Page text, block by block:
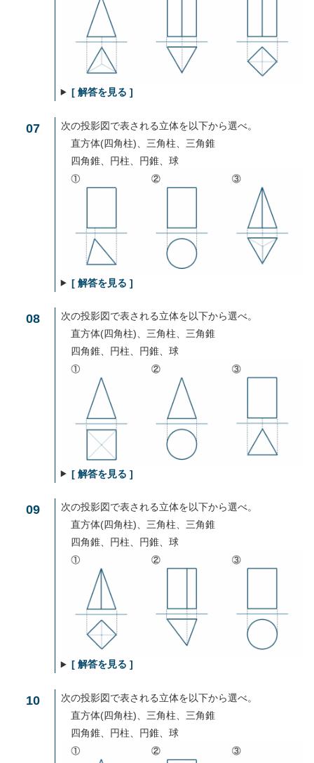
[ 解答を見る ]
07
次の投影図で表される立体を以下から選べ。
直方体(四角柱)、三角柱、三角錐
四角錐、円柱、円錐、球
[ 解答を見る ]
08
次の投影図で表される立体を以下から選べ。
直方体(四角柱)、三角柱、三角錐
四角錐、円柱、円錐、球
[ 解答を見る ]
09
次の投影図で表される立体を以下から選べ。
直方体(四角柱)、三角柱、三角錐
四角錐、円柱、円錐、球
[ 解答を見る ]
10
次の投影図で表される立体を以下から選べ。
直方体(四角柱)、三角柱、三角錐
四角錐、円柱、円錐、球